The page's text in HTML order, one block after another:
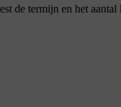
de termijn en het